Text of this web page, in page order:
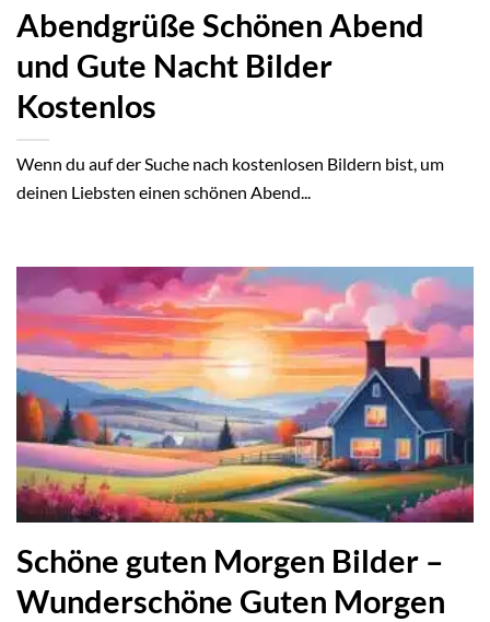
Abendgrüße Schönen Abend
und Gute Nacht Bilder
Kostenlos
Wenn du auf der Suche nach kostenlosen Bildern bist, um
deinen Liebsten einen schönen Abend...
Schöne guten Morgen Bilder –
Wunderschöne Guten Morgen